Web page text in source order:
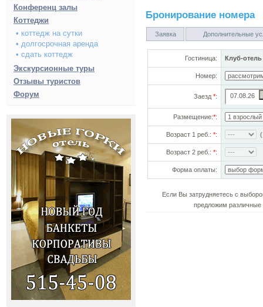
Конференц залы
Коттеджи
• коттедж на сутки
• долгосрочная аренда
• сдать коттедж
Экскурсионные туры
Отзывы туристов
Форум
Бронирование номера
Заявка Дополнительные
Гостиница: Клуб-
Номер:
Заезд *:
Размещение:*:
Возраст 1 реб.: *:
Возраст 2 реб.: *:
Форма оплаты:
Если Вы затрудняетесь с
предложим различные